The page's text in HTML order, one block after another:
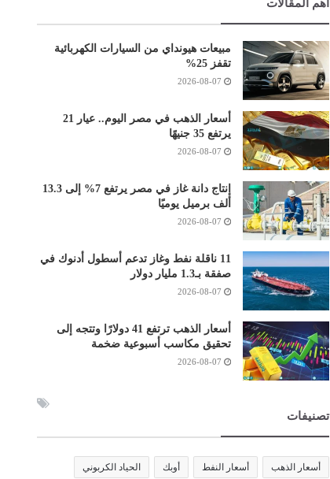
أهم المقالات
مبيعات هيونداي من السيارات الكهربائية
تقفز 25%
2026-08-07
أسعار الذهب في مصر اليوم.. عيار 21
يرتفع 35 جنيهًا
2026-08-07
إنتاج دانة غاز في مصر يرتفع 7% إلى 13.3
ألف برميل يوميًا
2026-08-07
11 ناقلة نفط وغاز تدعم أسطول أدنوك في
صفقة بـ1.3 مليار دولار
2026-08-07
أسعار الذهب ترتفع 41 دولارًا وتتجه إلى
تحقيق مكاسب أسبوعية ضخمة
2026-08-07
تصنيفات
أسعار الذهب أسعار النفط أوبك الحياد الكربوني